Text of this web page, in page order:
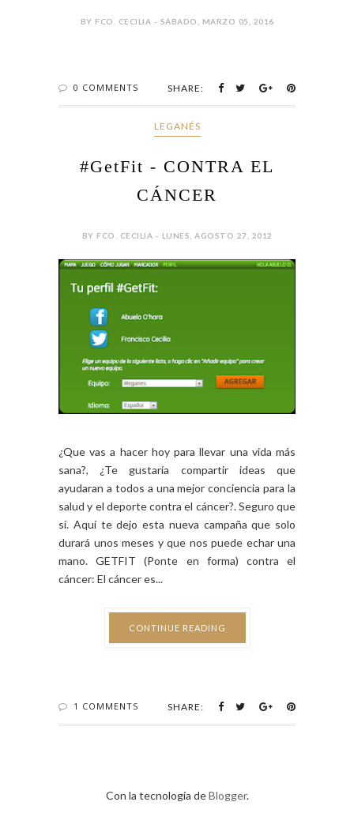
BY FCO. CECILIA - SÁBADO, MARZO 05, 2016
0 COMMENTS SHARE:
LEGANÉS
#GetFit - CONTRA EL
CÁNCER
BY FCO. CECILIA - LUNES, AGOSTO 27, 2012
¿Que vas a hacer hoy para llevar una vida más
sana?, ¿Te gustaría compartir ideas que
ayudaran a todos a una mejor conciencia para la
salud y el deporte contra el cáncer?. Seguro que
sí. Aquí te dejo esta nueva campaña que solo
durará unos meses y que nos puede echar una
mano. GETFIT (Ponte en forma) contra el
cáncer: El cáncer es...
CONTINUE READING
1 COMMENTS SHARE:
Con la tecnología deBlogger.